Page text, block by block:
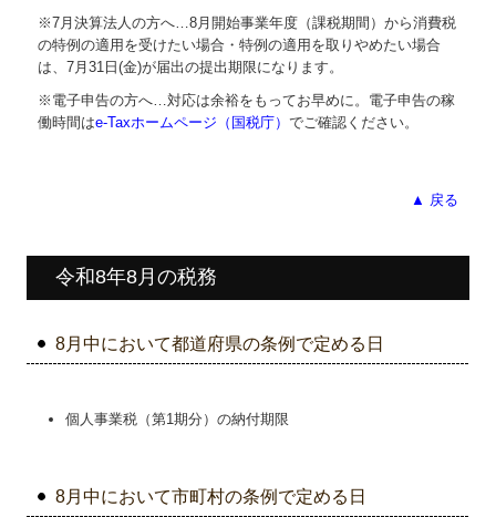
※7月決算法人の方へ…8月開始事業年度（課税期間）から消費税
の特例の適用を受けたい場合・特例の適用を取りやめたい場合
は、7月31日(金)が届出の提出期限になります。
※電子申告の方へ…対応は余裕をもってお早めに。電子申告の稼
働時間はe-Taxホームページ（国税庁）でご確認ください。
▲ 戻る
令和8年8月の税務
8月中において都道府県の条例で定める日
個人事業税（第1期分）の納付期限
8月中において市町村の条例で定める日